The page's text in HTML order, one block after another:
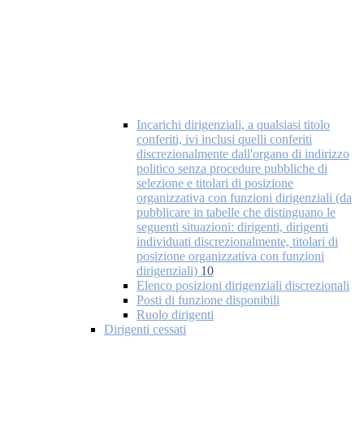
Incarichi dirigenziali, a qualsiasi titolo
conferiti, ivi inclusi quelli conferiti
discrezionalmente dall'organo di indirizzo
politico senza procedure pubbliche di
selezione e titolari di posizione
organizzativa con funzioni dirigenziali (da
pubblicare in tabelle che distinguano le
seguenti situazioni: dirigenti, dirigenti
individuati discrezionalmente, titolari di
posizione organizzativa con funzioni
dirigenziali) 10
Elenco posizioni dirigenziali discrezionali
Posti di funzione disponibili
Ruolo dirigenti
Dirigenti cessati